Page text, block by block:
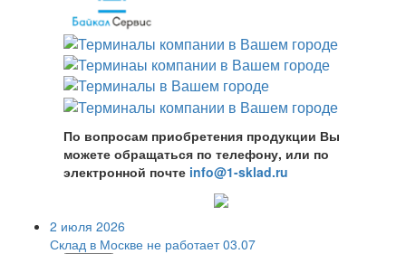
По вопросам приобретения продукции Вы
можете обращаться по телефону, или по
электронной почте info@1-sklad.ru
2 июля 2026
Склад в Москве не работает 03.07